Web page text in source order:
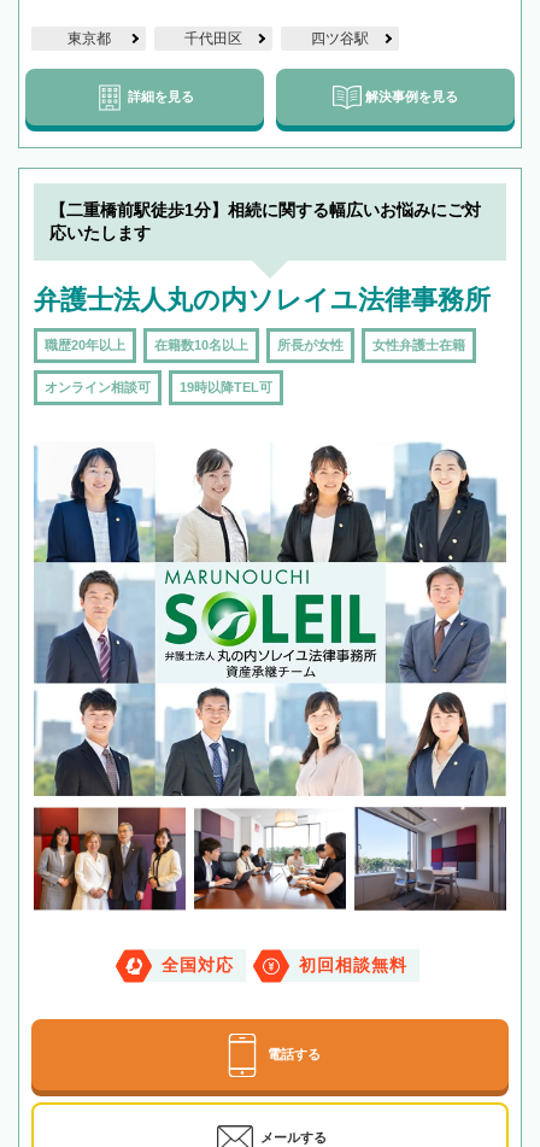
東京都 千代田区 四ツ谷駅
詳細を見る 解決事例を見る
【二重橋前駅徒歩1分】相続に関する幅広いお悩みにご対
応いたします
弁護士法人丸の内ソレイユ法律事務所
職歴20年以上 在籍数10名以上 所長が女性 女性弁護士在籍
オンライン相談可 19時以降TEL可
全国対応 初回相談無料
電話する
メールする